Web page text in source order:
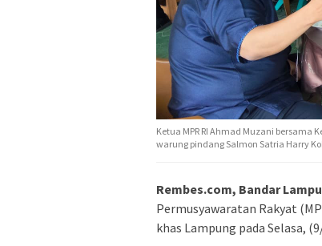
Ketua MPR RI Ahmad Muzani bersama
warung pindang Salmon Satria Harry
Rembes.com, Bandar
Permusyawaratan Rakyat
khas Lampung pada Selasa,